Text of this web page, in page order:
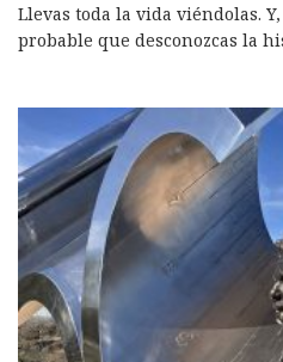
Llevas toda la vida viéndolas.
probable que desconozcas la